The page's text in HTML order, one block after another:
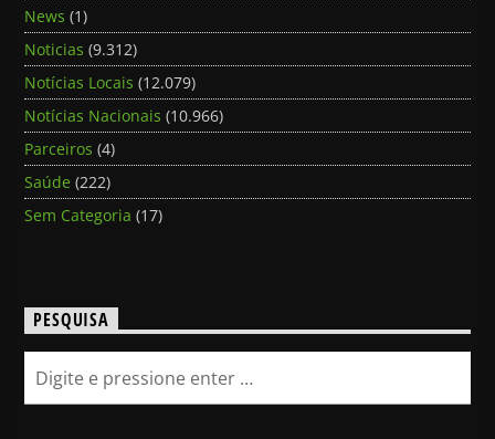
News (1)
Noticias (9.312)
Notícias Locais (12.079)
Notícias Nacionais (10.966)
Parceiros (4)
Saúde (222)
Sem Categoria (17)
PESQUISA